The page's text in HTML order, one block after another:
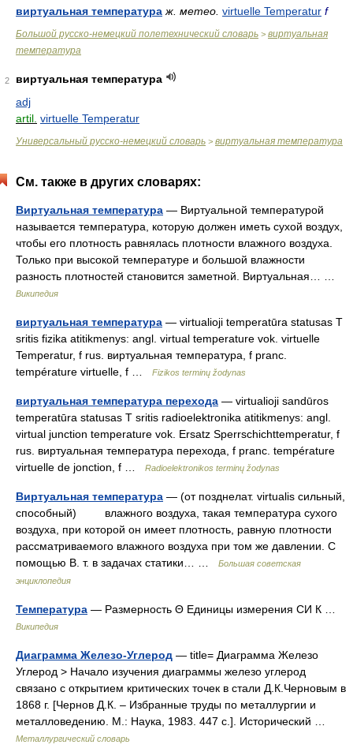
виртуальная температура ж. метео. virtuelle Temperatur f
Большой русско-немецкий полетехнический словарь > виртуальная
температура
2
виртуальная температура
adj
artil. virtuelle Temperatur
Универсальный русско-немецкий словарь > виртуальная температура
См. также в других словарях:
Виртуальная температура — Виртуальной температурой
называется температура, которую должен иметь сухой воздух,
чтобы его плотность равнялась плотности влажного воздуха.
Только при высокой температуре и большой влажности
разность плотностей становится заметной. Виртуальная… …
Википедия
виртуальная температура — virtualioji temperatūra statusas T
sritis fizika atitikmenys: angl. virtual temperature vok. virtuelle
Temperatur, f rus. виртуальная температура, f pranc.
température virtuelle, f …
Fizikos terminų žodynas
виртуальная температура перехода — virtualioji sandūros
temperatūra statusas T sritis radioelektronika atitikmenys: angl.
virtual junction temperature vok. Ersatz Sperrschichttemperatur, f
rus. виртуальная температура перехода, f pranc. température
virtuelle de jonction, f …
Radioelektronikos terminų žodynas
Виртуальная температура — (от позднелат. virtualis сильный,
способный) влажного воздуха, такая температура сухого
воздуха, при которой он имеет плотность, равную плотности
рассматриваемого влажного воздуха при том же давлении. С
помощью В. т. в задачах статики… …
Большая советская
энциклопедия
Температура — Размерность Θ Единицы измерения СИ К …
Википедия
Диаграмма Железо-Углерод — title= Диаграмма Железо
Углерод > Начало изучения диаграммы железо углерод
связано с открытием критических точек в стали Д.К.Черновым в
1868 г. [Чернов Д.К. – Избранные труды по металлургии и
металловедению. М.: Наука, 1983. 447 с.]. Исторический …
Металлургический словарь